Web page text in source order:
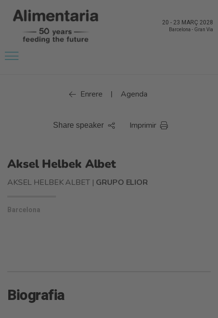
20 - 23 MARÇ 2028
Barcelona - Gran Via
Enrere | Agenda
Share speaker Imprimir
Aksel Helbek Albet
AKSEL HELBEK ALBET | GRUPO ELIOR
Barcelona
Biografia